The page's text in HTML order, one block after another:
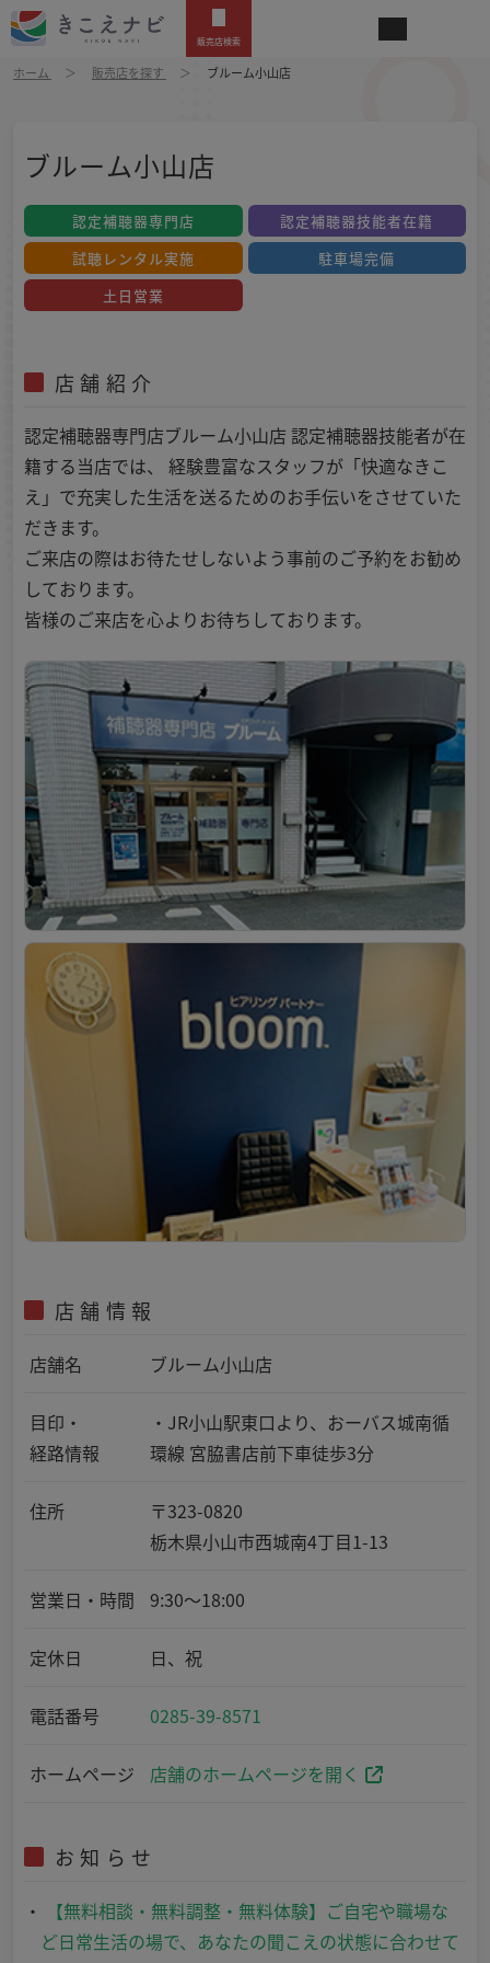
販売店検索
ホーム 販売店を探す ブルーム小山店
ブルーム小山店
認定補聴器専門店
認定補聴器技能者在籍
試聴レンタル実施
駐車場完備
土日営業
店舗紹介
認定補聴器専門店ブルーム小山店 認定補聴器技能者が在
籍する当店では、 経験豊富なスタッフが「快適なきこ
え」で充実した生活を送るためのお手伝いをさせていた
だきます。
ご来店の際はお待たせしないよう事前のご予約をお勧め
しております。
皆様のご来店を心よりお待ちしております。
店舗情報
店舗名 ブルーム小山店
目印・
経路情報
・JR小山駅東口より、おーバス城南循
環線 宮脇書店前下車徒歩3分
住所
〒323-0820
栃木県小山市西城南4丁目1-13
営業日・時間 9:30～18:00
定休日 日、祝
電話番号 0285-39-8571
ホームページ 店舗のホームページを開く
お知らせ
【無料相談・無料調整・無料体験】ご自宅や職場な
ど日常生活の場で、あなたの聞こえの状態に合わせて